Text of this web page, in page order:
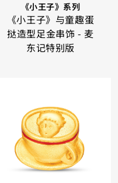
《小王子》系列
《小王子》与童趣蛋
挞造型足金串饰 - 麦
东记特别版